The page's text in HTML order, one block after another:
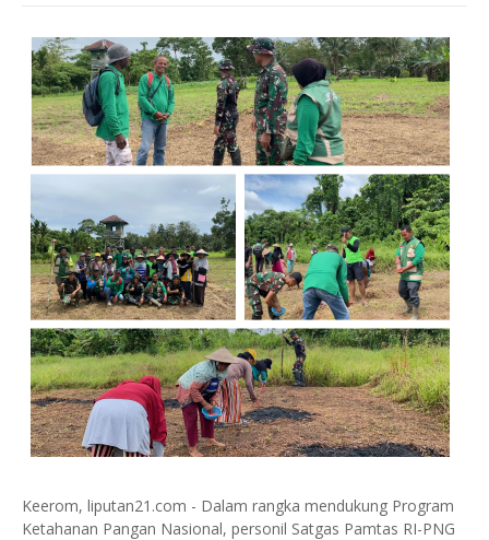
Keerom, liputan21.com - Dalam rangka mendukung Program
Ketahanan Pangan Nasional, personil Satgas Pamtas RI-PNG